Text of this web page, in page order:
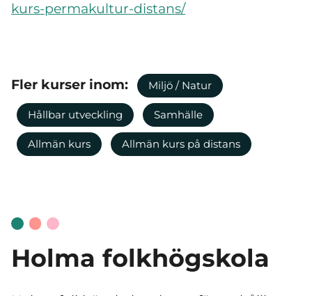
kurs-permakultur-distans/
Fler kurser inom: Miljö / Natur
Hållbar utveckling Samhälle
Allmän kurs Allmän kurs på distans
Holma folkhögskola